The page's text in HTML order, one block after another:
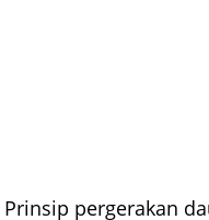
Prinsip pergerakan